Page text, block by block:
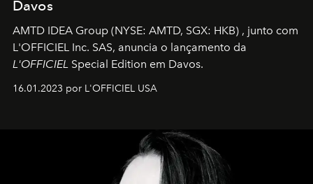
Davos
AMTD IDEA Group (NYSE: AMTD, SGX: HKB) , junto com
L'OFFICIEL Inc. SAS, anuncia o lançamento da
L'OFFICIEL Special Edition em Davos.
16.01.2023 por L'OFFICIEL USA